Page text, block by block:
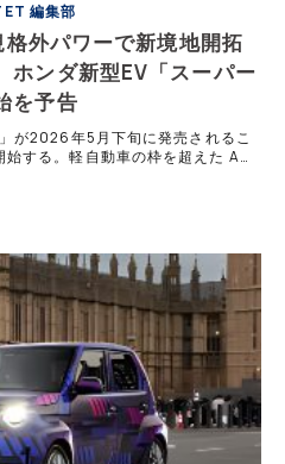
編集部
外パワーで新境地開拓
ンダ新型EV「スーパー
を予告
が2026年5月下旬に発売されるこ
する。軽自動車の枠を超えた Aセ
の軽量ボディと最高出力70kWを
規格外の走りと実用性を両立した
る。